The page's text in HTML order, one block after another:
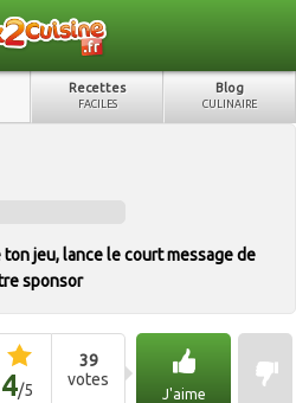
Recettes
FACILES
Blog
CULINAIRE
jeu, lance le court message de
sponsor
4/5
39
votes
J'aime